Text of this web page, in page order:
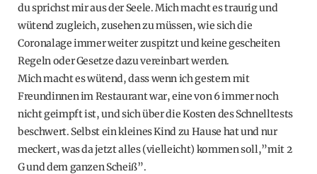
du sprichst mir aus der Seele. Mich macht es traurig und
wütend zugleich, zusehen zu müssen, wie sich die
Coronalage immer weiter zuspitzt und keine gescheiten
Regeln oder Gesetze dazu vereinbart werden.
Mich macht es wütend, dass wenn ich gestern mit
Freundinnen im Restaurant war, eine von 6 immer noch
nicht geimpft ist, und sich über die Kosten des Schnelltests
beschwert. Selbst ein kleines Kind zu Hause hat und nur
meckert, was da jetzt alles (vielleicht) kommen soll,”mit 2
G und dem ganzen Scheiß”.